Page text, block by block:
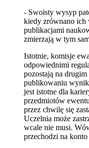
- Swoisty wysyp
kiedy zrównano ich
publikacjami
zmierzają w tym
Istotnie, komisje
odpowiednimi
pozostają na
publikowaniu
jest istotne dla
przedmiotów
przez chwilę się
Uczelnia może
wcale nie musi.
przechodzi na